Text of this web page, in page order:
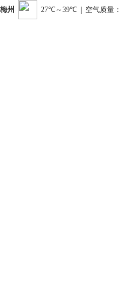
梅州 27℃～39℃ | 空气质量：